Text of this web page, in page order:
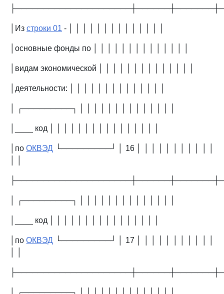
│Из строки 01 - │ │ │ │ │ │ │ │ │ │ │ │ │ │
│основные фонды по │ │ │ │ │ │ │ │ │ │ │ │ │ │
│видам экономической │ │ │ │ │ │ │ │ │ │ │ │ │ │
│деятельности: │ │ │ │ │ │ │ │ │ │ │ │ │ │
│ ┌─────────┐ │ │ │ │ │ │ │ │ │ │ │ │ │ │
│____ код │ │ │ │ │ │ │ │ │ │ │ │ │ │ │ │
│поОКВЭД └─────────┘ │ 16 │ │ │ │ │ │ │ │ │ │ │
│ ┌─────────┐ │ │ │ │ │ │ │ │ │ │ │ │ │ │
│____ код │ │ │ │ │ │ │ │ │ │ │ │ │ │ │ │
│поОКВЭД └─────────┘ │ 17 │ │ │ │ │ │ │ │ │ │ │
│ ┌─────────┐ │ │ │ │ │ │ │ │ │ │ │ │ │ │